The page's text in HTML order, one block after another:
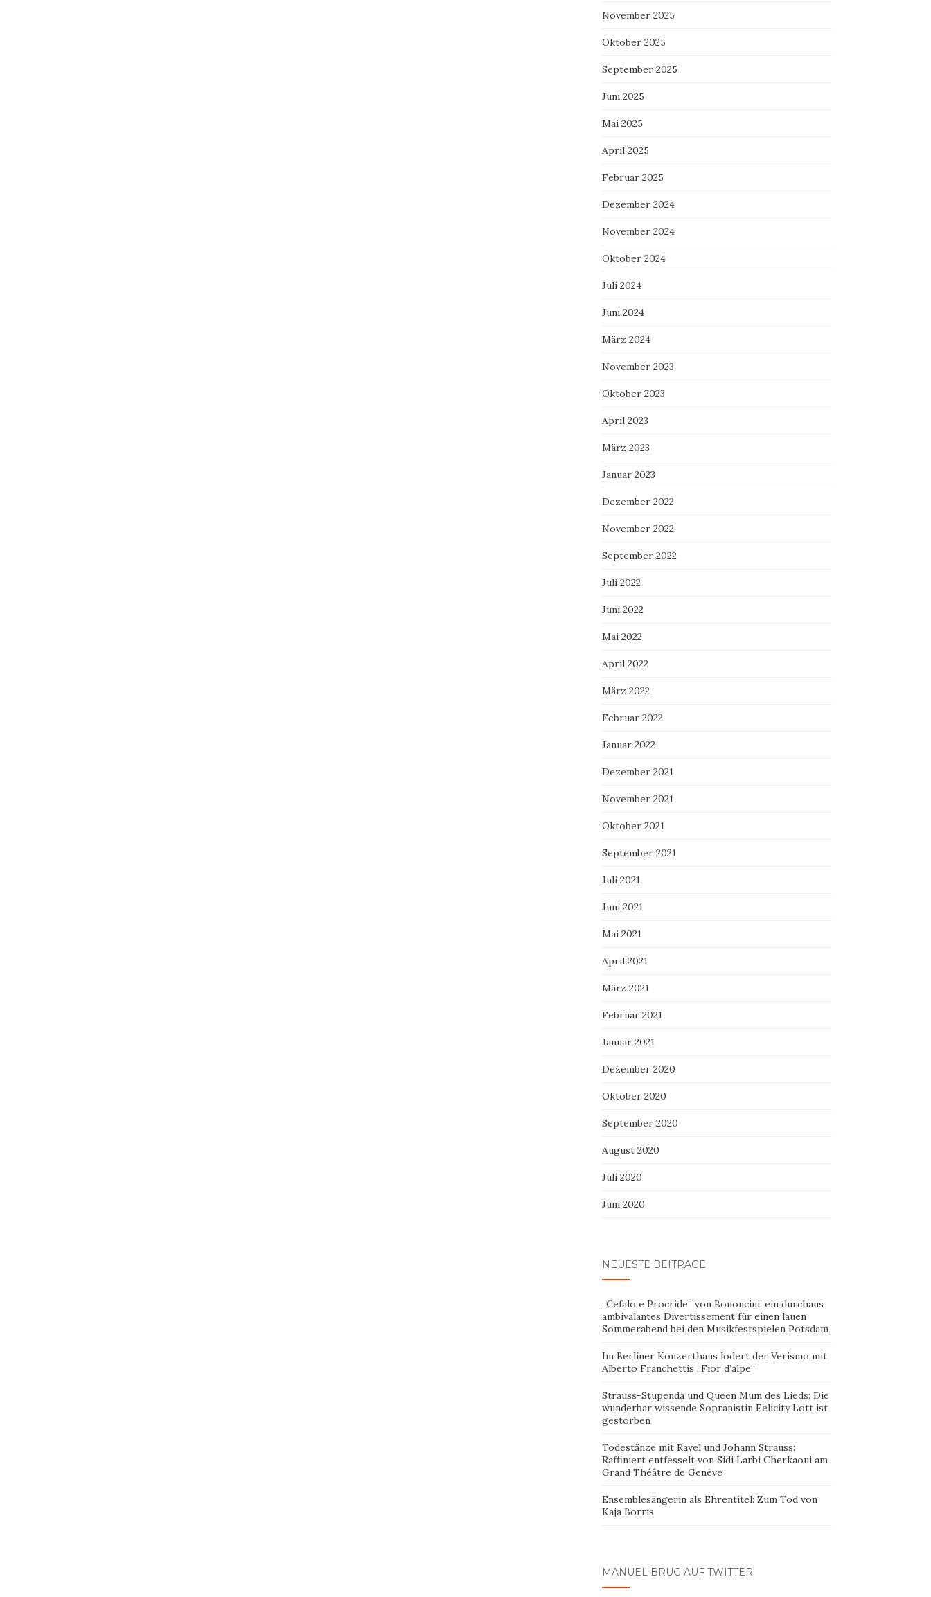
November 2025
Oktober 2025
September 2025
Juni 2025
Mai 2025
April 2025
Februar 2025
Dezember 2024
November 2024
Oktober 2024
Juli 2024
Juni 2024
März 2024
November 2023
Oktober 2023
April 2023
März 2023
Januar 2023
Dezember 2022
November 2022
September 2022
Juli 2022
Juni 2022
Mai 2022
April 2022
März 2022
Februar 2022
Januar 2022
Dezember 2021
November 2021
Oktober 2021
September 2021
Juli 2021
Juni 2021
Mai 2021
April 2021
März 2021
Februar 2021
Januar 2021
Dezember 2020
Oktober 2020
September 2020
August 2020
Juli 2020
Juni 2020
NEUESTE BEITRÄGE
„Cefalo e Procride“ von Bononcini: ein durchaus
ambivalantes Divertissement für einen lauen
Sommerabend bei den Musikfestspielen Potsdam
Im Berliner Konzerthaus lodert der Verismo mit
Alberto Franchettis „Fior d’alpe“
Strauss-Stupenda und Queen Mum des Lieds: Die
wunderbar wissende Sopranistin Felicity Lott ist
gestorben
Todestänze mit Ravel und Johann Strauss:
Raffiniert entfesselt von Sidi Larbi Cherkaoui am
Grand Théâtre de Genève
Ensemblesängerin als Ehrentitel: Zum Tod von
Kaja Borris
MANUEL BRUG AUF TWITTER